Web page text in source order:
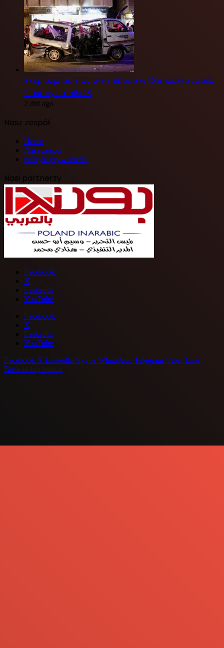
Eksplozja bomby w minibusie w Damaszku zabiła
2 osoby i raniła 13
2 dni ago
Nasz zespół
Home
Nasz zespół
polityki prywatności
Nasi partnerzy
Facebook
X
LinkedIn
YouTube
Facebook
X
LinkedIn
YouTube
Facebook X LinkedIn Skype WhatsApp Telegram Viber Line
Back to top button